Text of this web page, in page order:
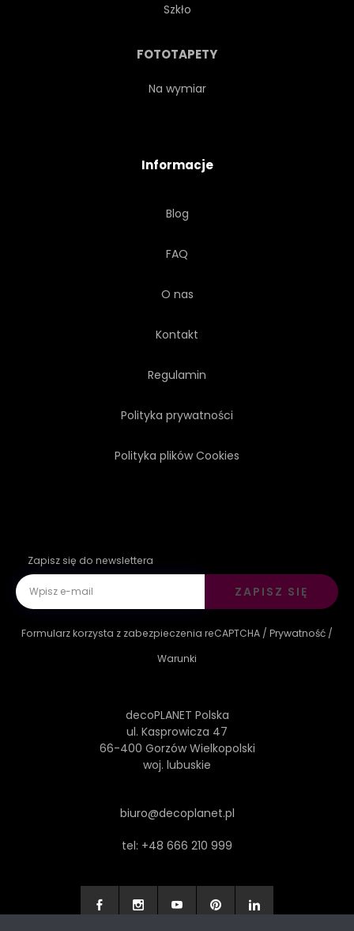
Szkło
FOTOTAPETY
Na wymiar
Informacje
Blog
FAQ
O nas
Kontakt
Regulamin
Polityka prywatności
Polityka plików Cookies
Zapisz się do newslettera
ZAPISZ SIĘ
Formularz korzysta z zabezpieczenia reCAPTCHA / Prywatność /
Warunki
decoPLANET Polska
ul. Kasprowicza 47
66-400 Gorzów Wielkopolski
woj. lubuskie
biuro@decoplanet.pl
tel: +48 666 210 999